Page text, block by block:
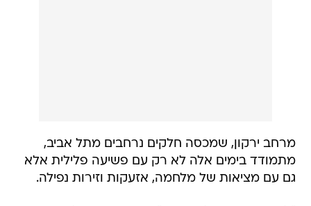
מרחב ירקון, שמכסה חלקים נרחבים מתל אביב,
מתמודד בימים אלה לא רק עם פשיעה פלילית אלא
גם עם מציאות של מלחמה, אזעקות וזירות נפילה.